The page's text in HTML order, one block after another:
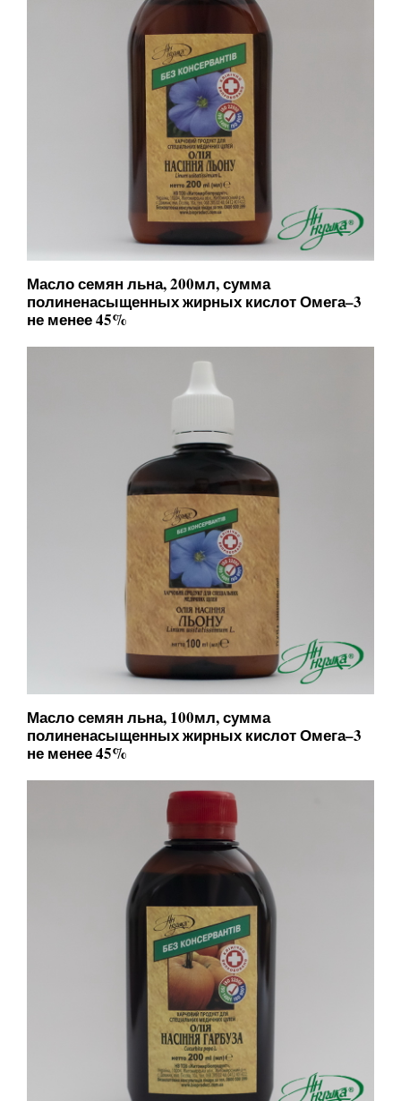
Масло семян льна, 200мл, сумма
полиненасыщенных жирных кислот Омега–3
не менее 45%
Масло семян льна, 100мл, сумма
полиненасыщенных жирных кислот Омега–3
не менее 45%